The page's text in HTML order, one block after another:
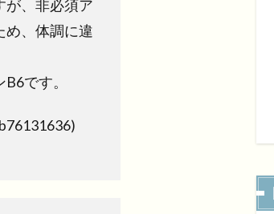
が、非必須ア
め、体調に違
です。